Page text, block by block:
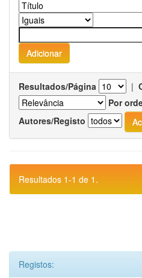
Resultados/Página |
Por
Autores/Registo
Resultados 1-1 de 1.
Registos: